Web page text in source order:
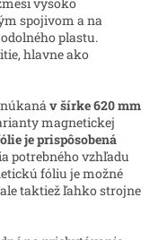
spojivom a na
plastu.
hlavne ako
v šírke 620 mm
magnetickej
je prispôsobená
potrebného vzhľadu
fóliu je možné
taktiež ľahko strojne